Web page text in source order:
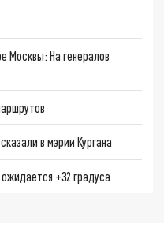
Москвы: На генералов
в мэрии Кургана
+32 градуса